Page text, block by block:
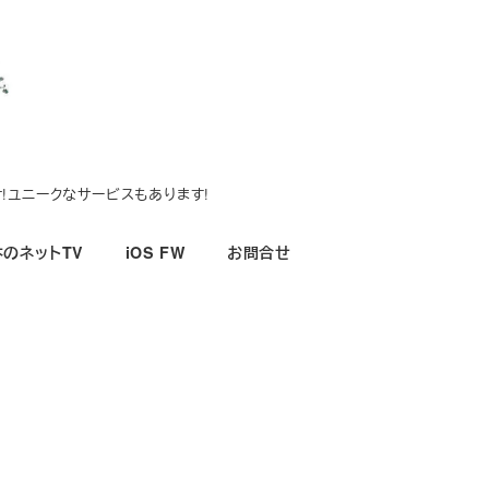
ニークなサービスもあります!
ネットTV iOS FW お問合せ